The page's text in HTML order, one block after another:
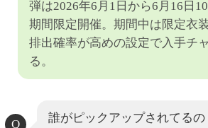
弾は2026年6月1日から6月16日
期間限定開催。期間中は限定衣
排出確率が高めの設定で入手チ
る。
誰がピックアップされてる